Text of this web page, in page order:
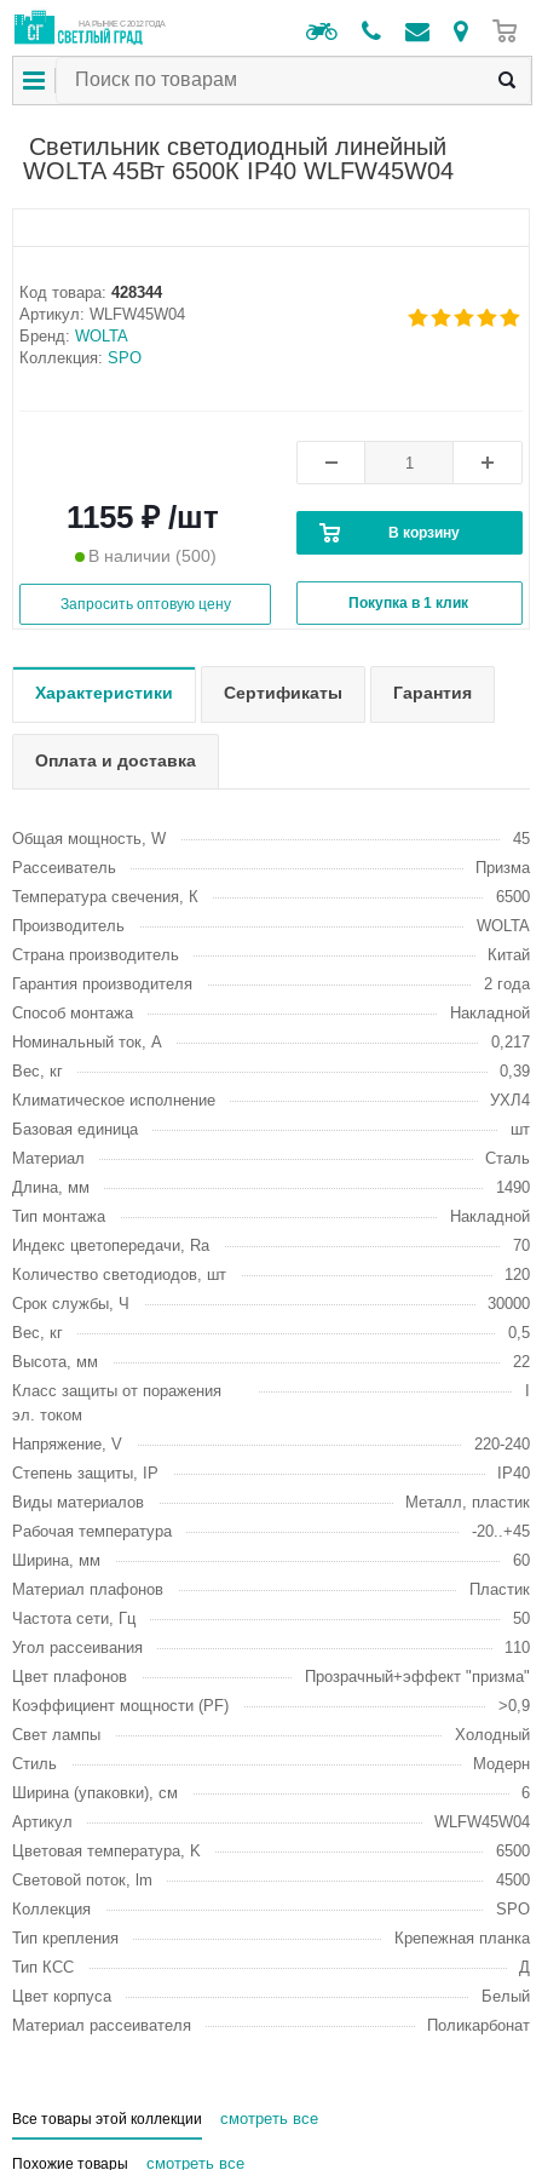
НА РЫНКЕ С 2012 ГОДА
Светильник светодиодный линейный
WOLTA 45Вт 6500К IP40 WLFW45W04
Код товара: 428344
Артикул: WLFW45W04
Бренд: WOLTA
Коллекция: SPO
1155 ₽ /шт
В наличии (500)
Запросить оптовую цену
В корзину
Покупка в 1 клик
Характеристики Сертификаты Гарантия
Оплата и доставка
Общая мощность, W
45
Рассеиватель
Призма
Температура свечения, К
6500
Производитель
WOLTA
Страна производитель
Китай
Гарантия производителя
2 года
Способ монтажа
Накладной
Номинальный ток, А
0,217
Вес, кг
0,39
Климатическое исполнение
УХЛ4
Базовая единица
шт
Материал
Сталь
Длина, мм
1490
Тип монтажа
Накладной
Индекс цветопередачи, Ra
70
Количество светодиодов, шт
120
Срок службы, Ч
30000
Вес, кг
0,5
Высота, мм
22
Класс защиты от поражения
эл. током
Напряжение, V
220-240
Степень защиты, IP
IP40
Виды материалов
Металл, пластик
Рабочая температура
-20..+45
Ширина, мм
60
Материал плафонов
Пластик
Частота сети, Гц
50
Угол рассеивания
110
Цвет плафонов
Прозрачный+эффект "призма"
Коэффициент мощности (PF)
>0,9
Свет лампы
Холодный
Стиль
Модерн
Ширина (упаковки), см
6
Артикул
WLFW45W04
Цветовая температура, K
6500
Световой поток, lm
4500
Коллекция
SPO
Тип крепления
Крепежная планка
Тип КСС
Д
Цвет корпуса
Белый
Материал рассеивателя
Поликарбонат
Все товары этой коллекции смотреть все
Похожие товары смотреть все